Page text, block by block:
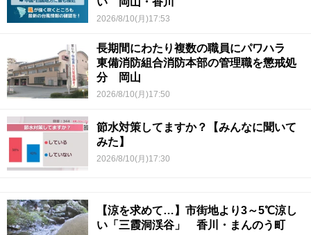
2026/8/10(月)17:53
長期間にわたり複数の職員にパワハラ
東備消防組合消防本部の管理職を懲戒処
分 岡山
2026/8/10(月)17:50
節水対策してますか？【みんなに聞いて
みた】
2026/8/10(月)17:30
【涼を求めて…】市街地より3～5℃涼し
い「三霞洞渓谷」 香川・まんのう町